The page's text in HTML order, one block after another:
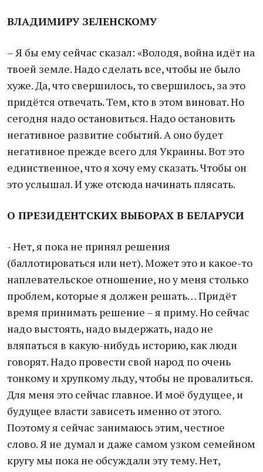
ВЛАДИМИРУ ЗЕЛЕНСКОМУ
– Я бы ему сейчас сказал: «Володя, война идёт на
твоей земле. Надо сделать все, чтобы не было
хуже. Да, что свершилось, то свершилось, за это
придётся отвечать. Тем, кто в этом виноват. Но
сегодня надо остановиться. Надо остановить
негативное развитие событий. А оно будет
негативное прежде всего для Украины. Вот это
единственное, что я хочу ему сказать. Чтобы он
это услышал. И уже отсюда начинать плясать.
О ПРЕЗИДЕНТСКИХ ВЫБОРАХ В БЕЛАРУСИ
- Нет, я пока не принял решения
(баллотироваться или нет). Может это и какое-то
наплевательское отношение, но у меня столько
проблем, которые я должен решать… Придёт
время принимать решение – я приму. Но сейчас
надо выстоять, надо выдержать, надо не
вляпаться в какую-нибудь историю, как люди
говорят. Надо провести свой народ по очень
тонкому и хрупкому льду, чтобы не провалиться.
Для меня это сейчас главное. И моё будущее, и
будущее власти зависеть именно от этого.
Поэтому я сейчас занимаюсь этим, честное
слово. Я не думал и даже самом узком семейном
кругу мы пока не обсуждали эту тему. Нет,